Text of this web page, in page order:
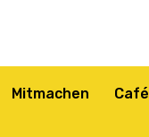
Mitmachen Café